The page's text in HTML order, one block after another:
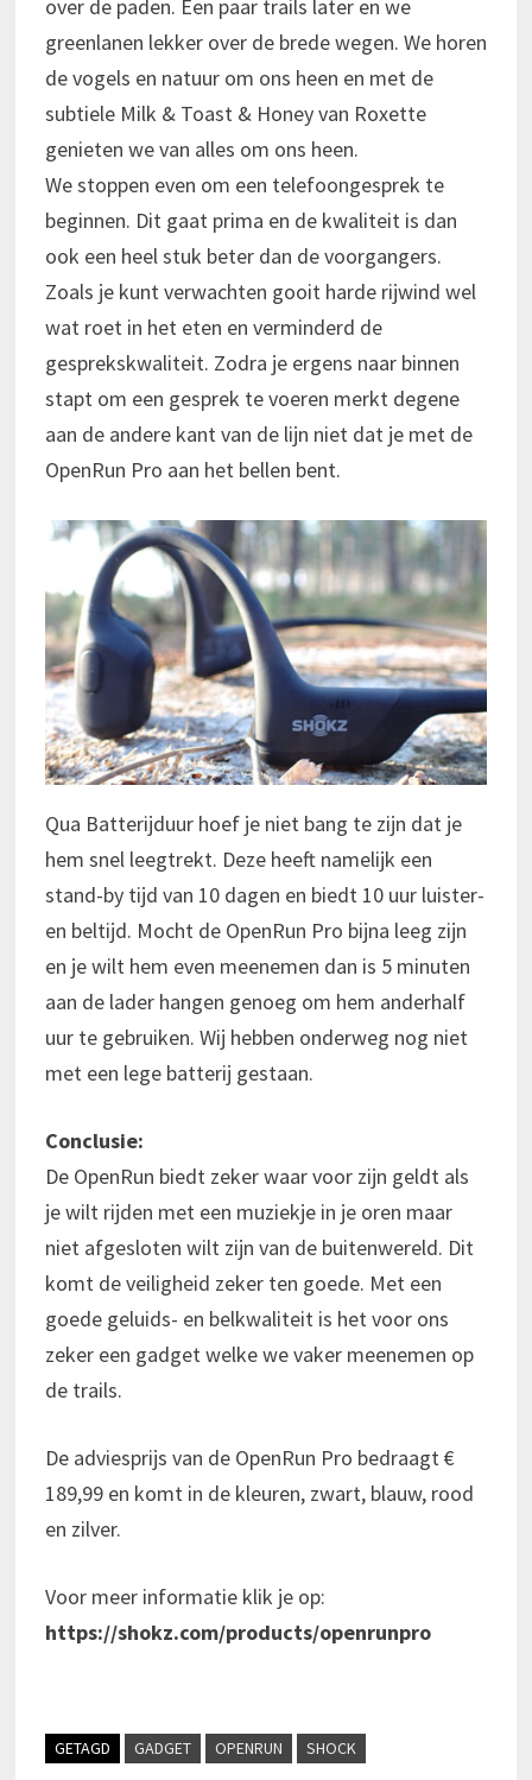
over de paden. Een paar trails later en we
greenlanen lekker over de brede wegen. We horen
de vogels en natuur om ons heen en met de
subtiele Milk & Toast & Honey van Roxette
genieten we van alles om ons heen.
We stoppen even om een telefoongesprek te
beginnen. Dit gaat prima en de kwaliteit is dan
ook een heel stuk beter dan de voorgangers.
Zoals je kunt verwachten gooit harde rijwind wel
wat roet in het eten en verminderd de
gesprekskwaliteit. Zodra je ergens naar binnen
stapt om een gesprek te voeren merkt degene
aan de andere kant van de lijn niet dat je met de
OpenRun Pro aan het bellen bent.
Qua Batterijduur hoef je niet bang te zijn dat je
hem snel leegtrekt. Deze heeft namelijk een
stand-by tijd van 10 dagen en biedt 10 uur luister-
en beltijd. Mocht de OpenRun Pro bijna leeg zijn
en je wilt hem even meenemen dan is 5 minuten
aan de lader hangen genoeg om hem anderhalf
uur te gebruiken. Wij hebben onderweg nog niet
met een lege batterij gestaan.
Conclusie:
De OpenRun biedt zeker waar voor zijn geldt als
je wilt rijden met een muziekje in je oren maar
niet afgesloten wilt zijn van de buitenwereld. Dit
komt de veiligheid zeker ten goede. Met een
goede geluids- en belkwaliteit is het voor ons
zeker een gadget welke we vaker meenemen op
de trails.
De adviesprijs van de OpenRun Pro bedraagt €
189,99 en komt in de kleuren, zwart, blauw, rood
en zilver.
Voor meer informatie klik je op:
https://shokz.com/products/openrunpro
GETAGD GADGET OPENRUN SHOCK